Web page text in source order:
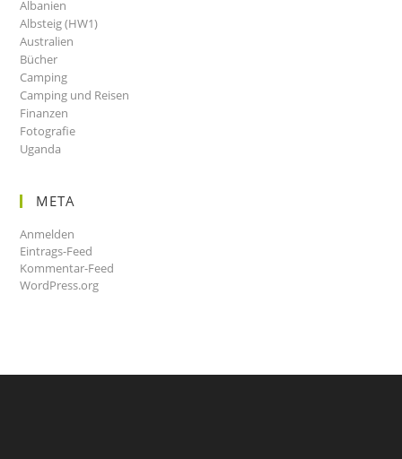
Albanien
Albsteig (HW1)
Australien
Bücher
Camping
Camping und Reisen
Finanzen
Fotografie
Uganda
META
Anmelden
Eintrags-Feed
Kommentar-Feed
WordPress.org